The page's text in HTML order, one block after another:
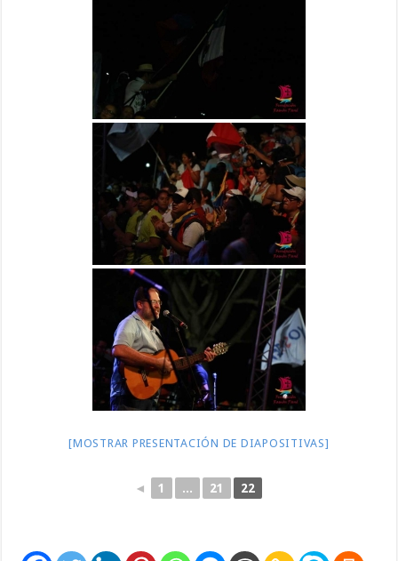
[MOSTRAR PRESENTACIÓN DE DIAPOSITIVAS]
◄ 1 ... 21 22